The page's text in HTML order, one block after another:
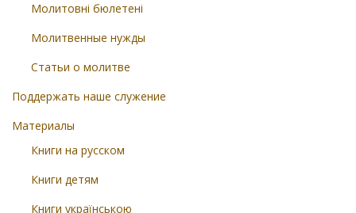
Молитовні бюлетені
Молитвенные нужды
Статьи о молитве
Поддержать наше служение
Материалы
Книги на русском
Книги детям
Книги українською